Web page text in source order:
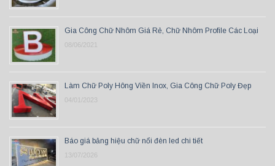
Gia Công Chữ Nhôm Giá Rẻ, Chữ Nhôm Profile Các Loại
08/06/2021
Làm Chữ Poly Hông Viền Inox, Gia Công Chữ Poly Đẹp
04/01/2023
Báo giá bảng hiệu chữ nổi đèn led chi tiết
13/07/2026